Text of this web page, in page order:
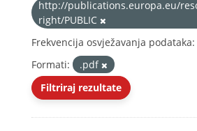
http://publications.europa.eu/
right/PUBLIC
Frekvencija osvježavanja podataka:
Formati:
.pdf
Filtriraj rezultate